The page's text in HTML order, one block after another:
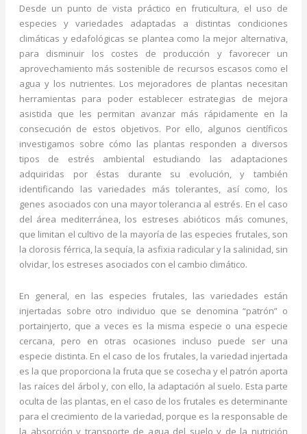
Desde un punto de vista práctico en fruticultura, el uso de
especies y variedades adaptadas a distintas condiciones
climáticas y edafológicas se plantea como la mejor alternativa,
para disminuir los costes de producción y favorecer un
aprovechamiento más sostenible de recursos escasos como el
agua y los nutrientes. Los mejoradores de plantas necesitan
herramientas para poder establecer estrategias de mejora
asistida que les permitan avanzar más rápidamente en la
consecución de estos objetivos. Por ello, algunos científicos
investigamos sobre cómo las plantas responden a diversos
tipos de estrés ambiental estudiando las adaptaciones
adquiridas por éstas durante su evolución, y también
identificando las variedades más tolerantes, así como, los
genes asociados con una mayor tolerancia al estrés. En el caso
del área mediterránea, los estreses abióticos más comunes,
que limitan el cultivo de la mayoría de las especies frutales, son
la clorosis férrica, la sequía, la asfixia radicular y la salinidad, sin
olvidar, los estreses asociados con el cambio climático.
En general, en las especies frutales, las variedades están
injertadas sobre otro individuo que se denomina “patrón” o
portainjerto, que a veces es la misma especie o una especie
cercana, pero en otras ocasiones incluso puede ser una
especie distinta. En el caso de los frutales, la variedad injertada
es la que proporciona la fruta que se cosecha y el patrón aporta
las raíces del árbol y, con ello, la adaptación al suelo. Esta parte
oculta de las plantas, en el caso de los frutales es determinante
para el crecimiento de la variedad, porque es la responsable de
la absorción y transporte de agua del suelo y de la nutrición